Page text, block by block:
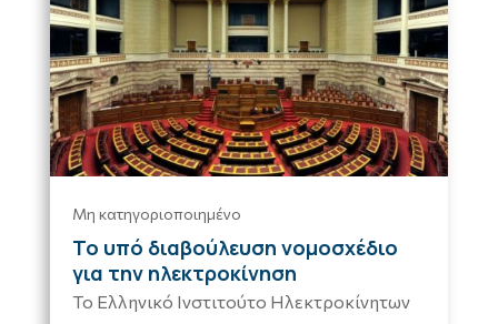
Το υπό διαβούλευση νομοσχέδιο
για την ηλεκτροκίνηση
Μη κατηγοριοποιημένο
Το Ελληνικό Ινστιτούτο Ηλεκτροκίνητων